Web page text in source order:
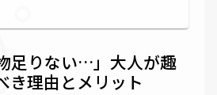
足りない…」大人が趣
き理由とメリット